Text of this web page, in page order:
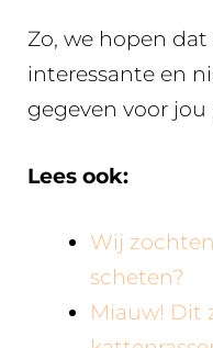
Zo, we hopen
interessante en
gegeven voor jou
Lees ook:
Wij
scheten?
Miauw! Dit